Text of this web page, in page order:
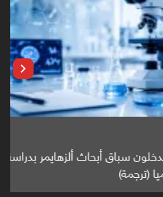
أبحاث ألزهايمر بدراسة